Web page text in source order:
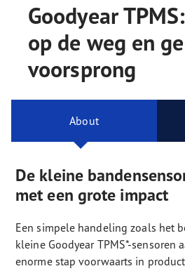
Goodyear
op de weg en
voorsprong
About
De kleine
met een grote impact
Een simpele handeling zoals het
kleine Goodyear TPMS*-sensoren
enorme stap voorwaarts in